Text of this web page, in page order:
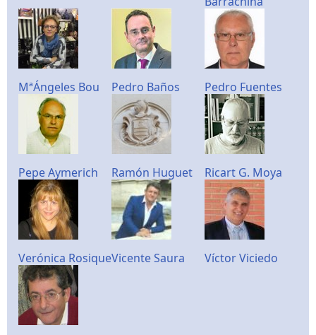
MªÁngeles Bou Pedro Baños Pedro Fuentes
Pepe Aymerich Ramón Huguet Ricart G. Moya
Verónica RosiqueVicente Saura Víctor Viciedo